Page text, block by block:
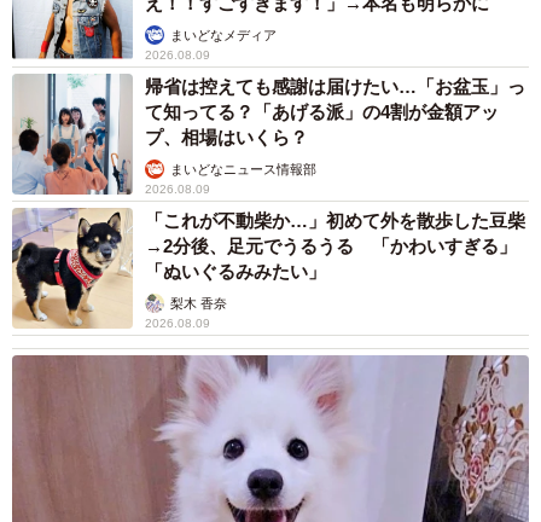
5/11
しっぽに気を付けて 写真提供：日本モンキーセンター
――原産地はマダガスカルだそうですが、日本で暮らすワ
オキツネザルも寒さが苦手ですか？
阿野：ワオキツネザルは体温調節が苦手と言われていて、
寒さは得意ではないです。対策としてヒーターをつけた
り、エアコンや大型の灯油ストーブでも保温をしていま
す。
まいどなメディア
2026.08.09
帰省は控えても感謝は届けたい…「お盆玉」っ
て知ってる？「あげる派」の4割が金額アッ
プ、相場はいくら？
まいどなニュース情報部
2026.08.09
「これが不動柴か…」初めて外を散歩した豆柴
→2分後、足元でうるうる 「かわいすぎる」
「ぬいぐるみみたい」
梨木 香奈
2026.08.09